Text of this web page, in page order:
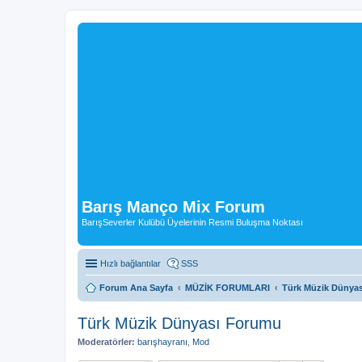
Barış Manço Mix Forum
BarışSeverler Kulübü Üyelerinin Resmi Buluşma Noktası
Hızlı bağlantılar SSS
Forum Ana Sayfa MÜZİK FORUMLARI Türk Müzik
Türk Müzik Dünyası Forumu
Moderatörler: barışhayranı Mod